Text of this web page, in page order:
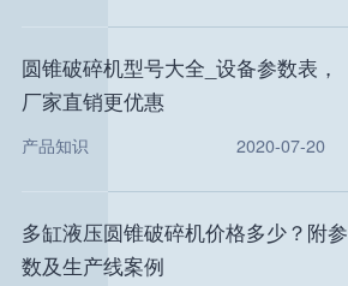
圆锥破碎机型号大全_设备参数表，
厂家直销更优惠
产品知识 2020-07-20
多缸液压圆锥破碎机价格多少？附参
数及生产线案例